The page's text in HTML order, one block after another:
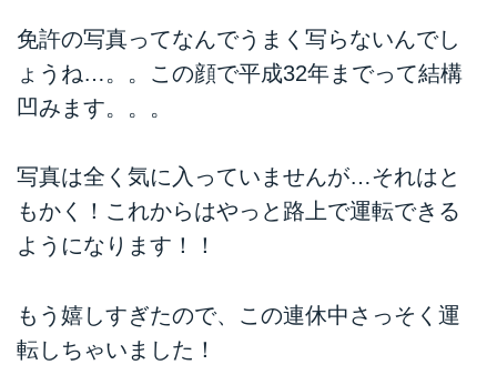
免許の写真ってなんでうまく写らないんでし
ょうね…。。この顔で平成32年までって結構
凹みます。。。
写真は全く気に入っていませんが…それはと
もかく！これからはやっと路上で運転できる
ようになります！！
もう嬉しすぎたので、この連休中さっそく運
転しちゃいました！